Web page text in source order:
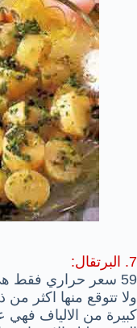
7. البرتقال:
59 سعر حراري فقط
ولا تتوقع منها اكثر
كبيرة من الالياف فهي